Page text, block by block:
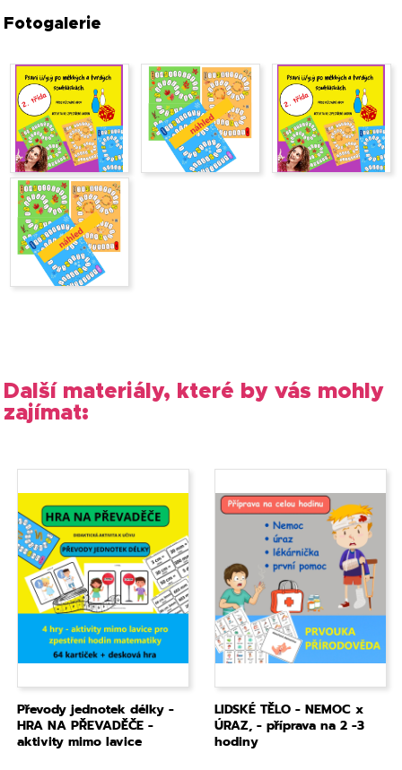
Fotogalerie
Další materiály, které by vás mohly
zajímat:
Převody jednotek délky -
HRA NA PŘEVADĚČE -
aktivity mimo lavice
LIDSKÉ TĚLO - NEMOC x
ÚRAZ, - příprava na 2 -3
hodiny